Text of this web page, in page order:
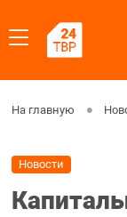
На главную
Новости